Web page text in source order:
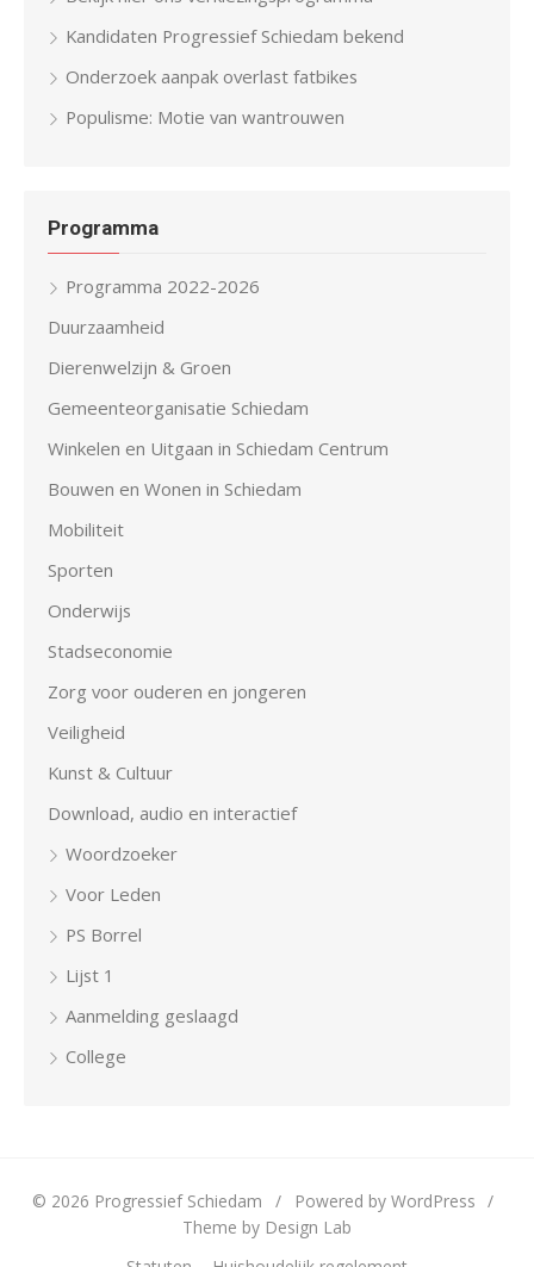
Kandidaten Progressief Schiedam bekend
Onderzoek aanpak overlast fatbikes
Populisme: Motie van wantrouwen
Programma
Programma 2022-2026
Duurzaamheid
Dierenwelzijn & Groen
Gemeenteorganisatie Schiedam
Winkelen en Uitgaan in Schiedam Centrum
Bouwen en Wonen in Schiedam
Mobiliteit
Sporten
Onderwijs
Stadseconomie
Zorg voor ouderen en jongeren
Veiligheid
Kunst & Cultuur
Download, audio en interactief
Woordzoeker
Voor Leden
PS Borrel
Lijst 1
Aanmelding geslaagd
College
© 2026 Progressief Schiedam / Powered by WordPress
/
Theme by Design Lab